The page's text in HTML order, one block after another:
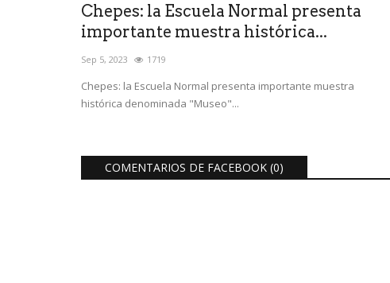
Chepes: la Escuela Normal presenta
importante muestra histórica...
Sep 5, 2023 1719
Chepes: la Escuela Normal presenta importante muestra
histórica denominada "Museo"...
COMENTARIOS DE FACEBOOK (0)